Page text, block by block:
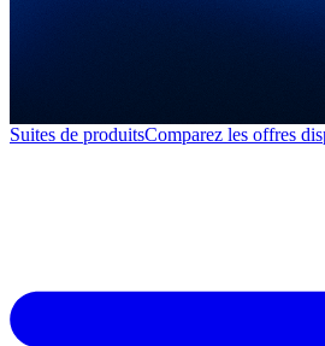
Suites de produitsComparez les offres